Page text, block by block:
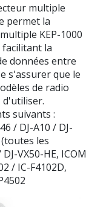
multiple
permet la
KEP-1000
la
données entre
s'assurer que le
de radio
d'utiliser.
suivants :
/ DJ-A10 / DJ-
(toutes les
VX50-HE, ICOM
/ IC-F4102D,